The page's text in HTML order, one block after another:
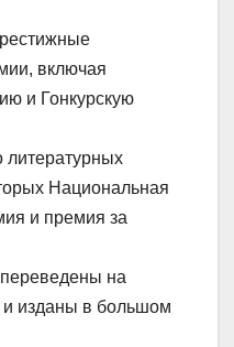
включая
и Гонкурскую
литературных
Национальная
и премия за
на
изданы в большом